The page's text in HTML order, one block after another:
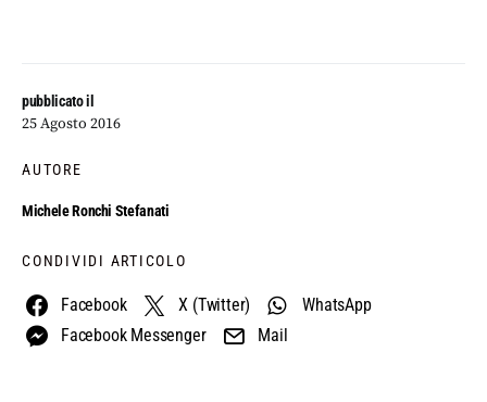
pubblicato il
25 Agosto 2016
AUTORE
Michele Ronchi Stefanati
CONDIVIDI ARTICOLO
Facebook X (Twitter)
WhatsApp
Facebook Messenger
Mail